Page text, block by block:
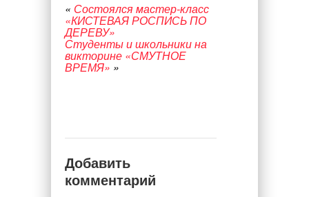
« Состоялся мастер-класс
«КИСТЕВАЯ РОСПИСЬ ПО
ДЕРЕВУ»
Студенты и школьники на
викторине «СМУТНОЕ
ВРЕМЯ» »
Добавить
комментарий